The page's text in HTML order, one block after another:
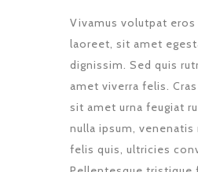
Vivamus volutpat
laoreet, sit amet
dignissim. Sed quis
amet viverra felis.
sit amet urna feugiat
nulla ipsum, venenatis
felis quis, ultricies